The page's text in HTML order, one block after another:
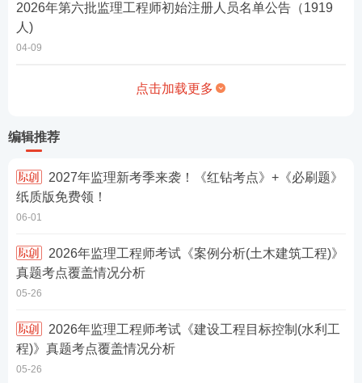
2026年第六批监理工程师初始注册人员名单公告（1919
人)
04-09
点击加载更多
编辑推荐
纸质版免费领！
06-01
真题考点覆盖情况分析
05-26
程)》真题考点覆盖情况分析
05-26